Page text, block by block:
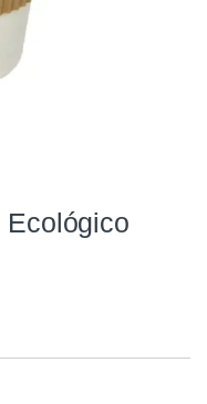
Ecológico